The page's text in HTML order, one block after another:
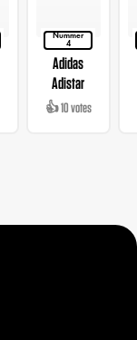
Nummer
4
Adidas
Adistar
👍 10 votes